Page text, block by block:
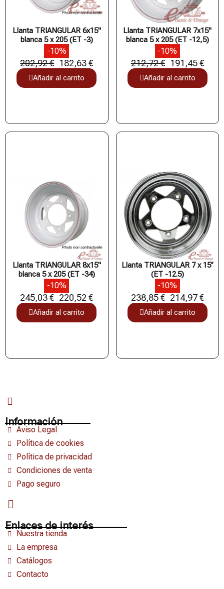
Llanta TRIANGULAR 6x15"
blanca 5 x 205 (ET -3)
-10%
202,92 € 182,63 €
Añadir al carrito
Llanta TRIANGULAR 7x15"
blanca 5 x 205 (ET -12,5)
-10%
212,72 € 191,45 €
Añadir al carrito
Llanta TRIANGULAR 8x15"
blanca 5 x 205 (ET -34)
-10%
245,03 € 220,52 €
Añadir al carrito
Llanta TRIANGULAR 7 x 15’’
(ET -12.5)
-10%
238,85 € 214,97 €
Añadir al carrito
Información
Aviso Legal
Política de cookies
Política de privacidad
Condiciones de venta
Pago seguro
Enlaces de interés
Nuestra tienda
La empresa
Catálogos
Contacto